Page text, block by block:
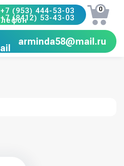
+7 (953) 444-53-03
+7 (8412) 53-43-03
0
arminda58@mail.ru